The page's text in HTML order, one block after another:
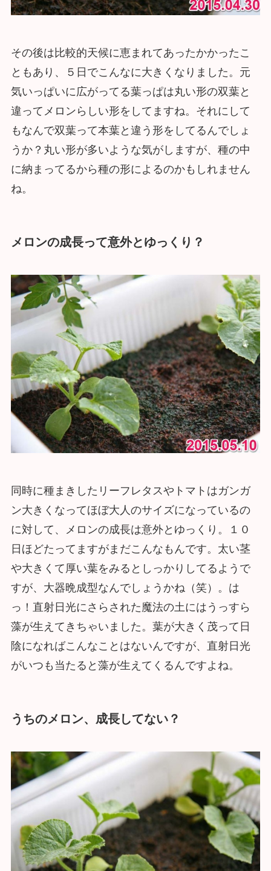
その後は比較的天候に恵まれてあったかかったこ
ともあり、５日でこんなに大きくなりました。元
気いっぱいに広がってる葉っぱは丸い形の双葉と
違ってメロンらしい形をしてますね。それにして
もなんで双葉って本葉と違う形をしてるんでしょ
うか？丸い形が多いような気がしますが、種の中
に納まってるから種の形によるのかもしれません
ね。
メロンの成長って意外とゆっくり？
同時に種まきしたリーフレタスやトマトはガンガ
ン大きくなってほぼ大人のサイズになっているの
に対して、メロンの成長は意外とゆっくり。１０
日ほどたってますがまだこんなもんです。太い茎
や大きくて厚い葉をみるとしっかりしてるようで
すが、大器晩成型なんでしょうかね（笑）。は
っ！直射日光にさらされた魔法の土にはうっすら
藻が生えてきちゃいました。葉が大きく茂って日
陰になればこんなことはないんですが、直射日光
がいつも当たると藻が生えてくるんですよね。
うちのメロン、成長してない？